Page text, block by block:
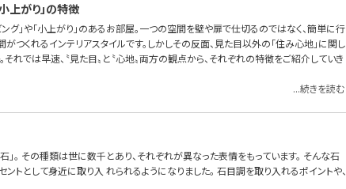
上がり」の特徴
グ」や「小上がり」のあるお部屋。一つの空間を壁や扉で仕切るのではなく、簡単に行
つくれるインテリアスタイルです。しかしその反面、見た目以外の「住み心地」に関し
れでは早速、〝見た目〟と〝心地〟両方の観点から、それぞれの特徴をご紹介していき
...続きを読む
。 その種類は世に数千とあり、それぞれが異なった表情をもっています。 そんな石
トとして身近に取り入 れられるようになりました。 石目調を取り入れるポイントや、